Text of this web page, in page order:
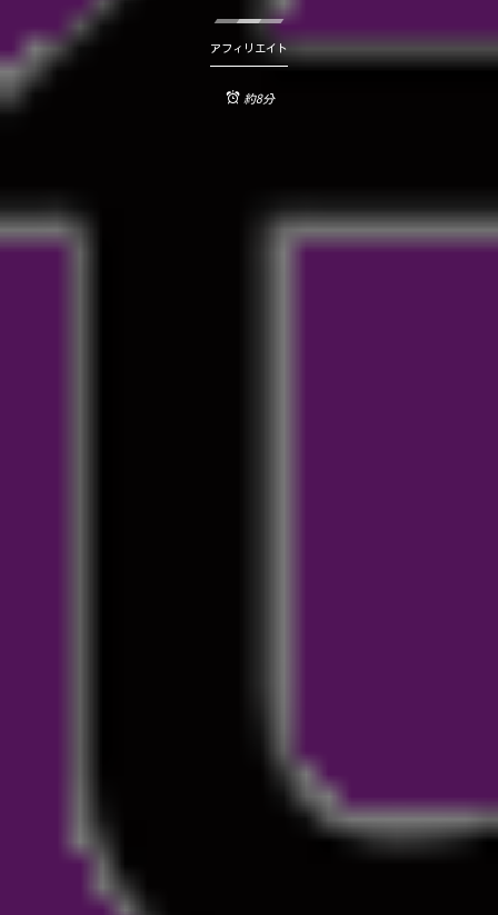
アフィリエイト
約8分